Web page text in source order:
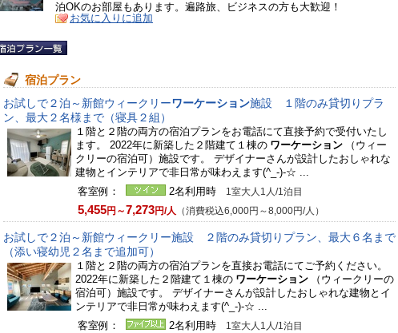
泊OKのお部屋もあります。遍路旅、ビジネスの方も大歓迎！
お気に入りに追加
宿泊プラン
お試しで２泊～新館ウィークリーワーケーション施設 １階のみ貸切りプラ
ン、最大２名様まで（寝具２組）
１階と２階の両方の宿泊プランをお電話にて直接予約で受付いたし
ます。 2022年に新築した２階建て１棟の ワーケーション
（ウィー
クリーの宿泊可）施設です。 デザイナーさんが設計したおしゃれな
建物とインテリアで非日常が味わえます(^_-)-☆ ...
客室例：
2名利用時 1室大人1人/1泊目
5,455円～7,273円/人 （消費税込6,000円～8,000円/人）
お試しで２泊～新館ウィークリー施設 ２階のみ貸切りプラン、最大６名まで
（添い寝幼児２名まで追加可）
１階と２階の両方の宿泊プランを直接お電話にてご予約ください。
2022年に新築した２階建て１棟の ワーケーション
（ウィークリーの
宿泊可）施設です。 デザイナーさんが設計したおしゃれな建物とイ
ンテリアで非日常が味わえます(^_-)-☆ ...
客室例：
2名利用時 1室大人1人/1泊目